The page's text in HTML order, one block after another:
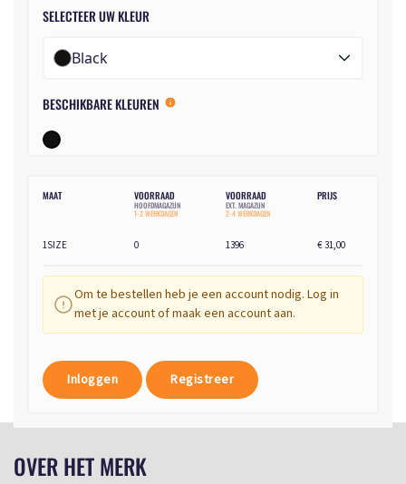
SELECTEER UW KLEUR
Black
BESCHIKBARE KLEUREN
MAAT VOORRAAD
HOOFDMAGAZIJN
1-2 WERKDAGEN
VOORRAAD
EXT. MAGAZIJN
2-4 WERKDAGEN
PRIJS
1SIZE 0 1396 € 31,00
Om te bestellen heb je een account nodig. Log in
met je account of maak een account aan.
Inloggen Registreer
OVER HET MERK